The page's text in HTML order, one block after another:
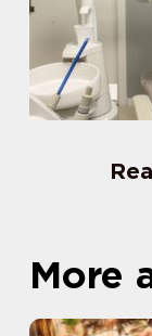
More